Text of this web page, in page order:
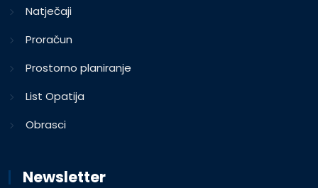
Natječaji
Proračun
Prostorno planiranje
List Opatija
Obrasci
Newsletter